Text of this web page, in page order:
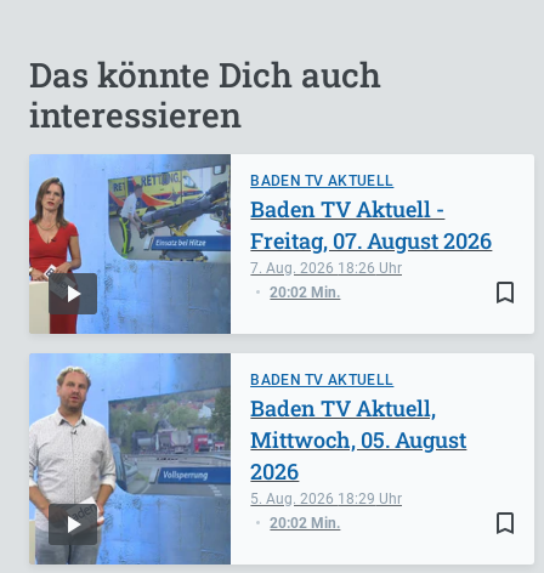
Das könnte Dich auch
interessieren
BADEN TV AKTUELL
bookmark_border
7. Aug. 2026 18:26
20:02 Min.
Baden TV Aktuell -
Freitag, 07. August 2026
BADEN TV AKTUELL
bookmark_border
5. Aug. 2026 18:29
20:02 Min.
Baden TV Aktuell,
Mittwoch, 05. August
2026